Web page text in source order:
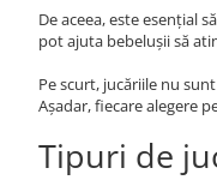
De aceea, este esențial
pot ajuta bebelușii să
Pe scurt, jucăriile nu
Așadar, fiecare alegere
Tipuri de